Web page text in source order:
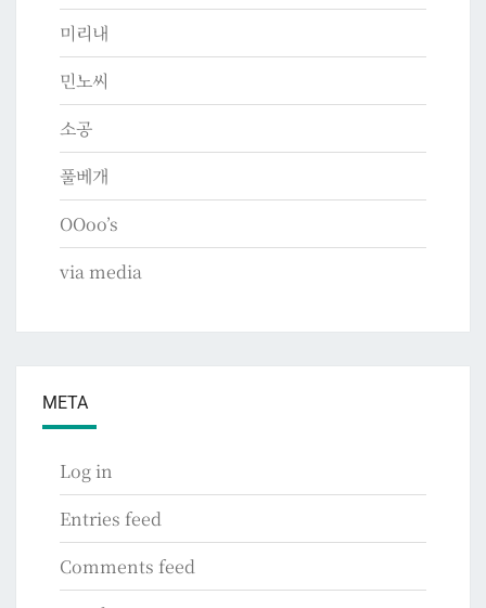
미리내
민노씨
소공
풀베개
OOoo’s
via media
META
Log in
Entries feed
Comments feed